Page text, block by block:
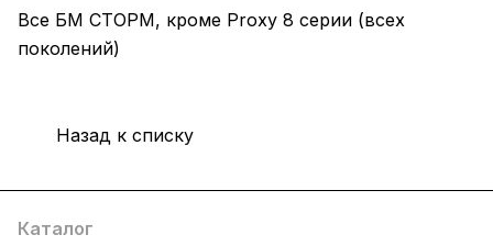
Все БМ СТОРМ, кроме Proxy 8 серии (всех
поколений)
Назад к списку
Каталог